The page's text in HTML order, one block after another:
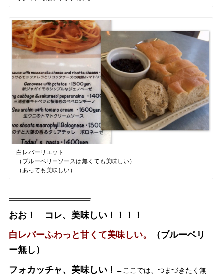
白レバーリエット
（ブルーベリーソースは無くても美味しい）
（あっても美味しい）
おお！ コレ、美味しい！！！！
白レバーふわっと甘くて美味しい。
（ブルーベリ
ー無し）
フォカッチャ、美味しい！
←ここでは、つまづきたく無